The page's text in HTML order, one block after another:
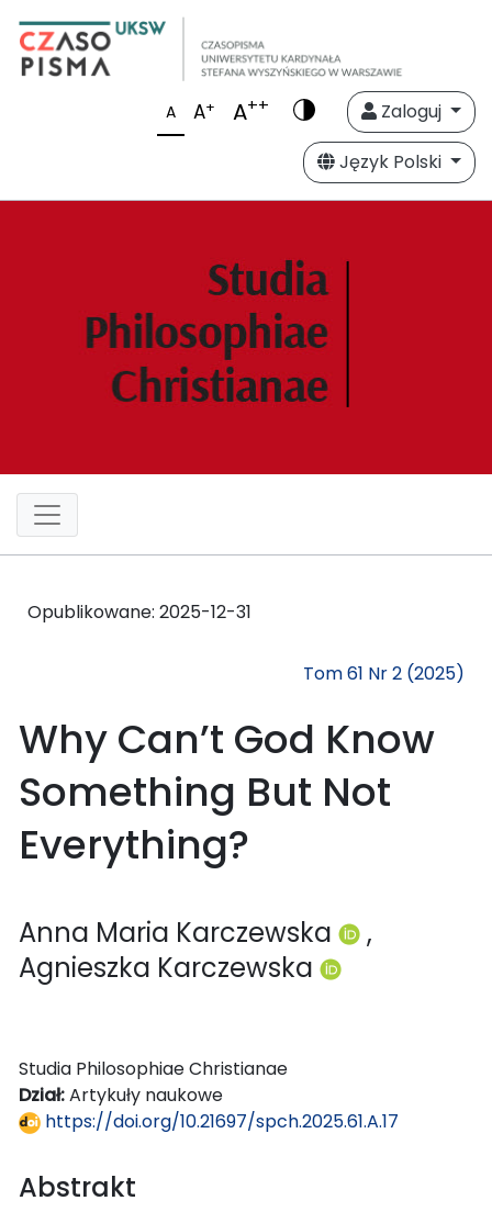
A A+ A++
Zaloguj
Język Polski
Opublikowane: 2025-12-31
Tom 61 Nr 2 (2025)
Why Can’t God Know
Something But Not
Everything?
Anna Maria Karczewska
,
Agnieszka Karczewska
Studia Philosophiae Christianae
Dział:Artykuły naukowe
https://doi.org/10.21697/spch.2025.61.A.17
Abstrakt